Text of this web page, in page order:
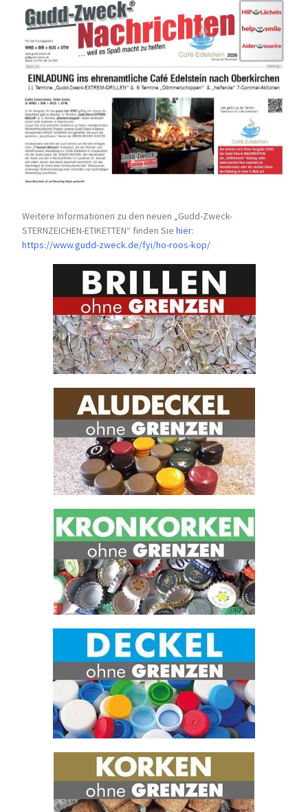
Weitere Informationen zu den neuen „Gudd-Zweck-
STERNZEICHEN-ETIKETTEN“ finden Siehier:
https://www.gudd-zweck.de/fyi/ho-roos-kop/